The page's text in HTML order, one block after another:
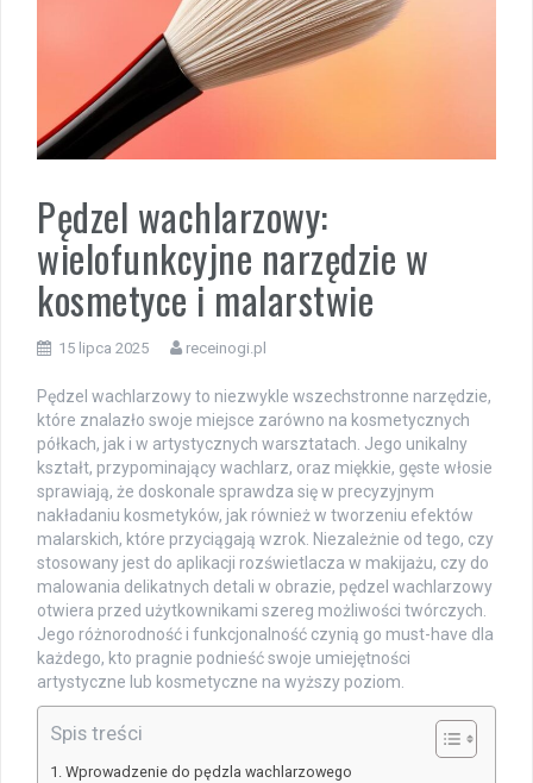
Pędzel wachlarzowy:
wielofunkcyjne narzędzie w
kosmetyce i malarstwie
15 lipca 2025 receinogi.pl
Pędzel wachlarzowy to niezwykle wszechstronne narzędzie,
które znalazło swoje miejsce zarówno na kosmetycznych
półkach, jak i w artystycznych warsztatach. Jego unikalny
kształt, przypominający wachlarz, oraz miękkie, gęste włosie
sprawiają, że doskonale sprawdza się w precyzyjnym
nakładaniu kosmetyków, jak również w tworzeniu efektów
malarskich, które przyciągają wzrok. Niezależnie od tego, czy
stosowany jest do aplikacji rozświetlacza w makijażu, czy do
malowania delikatnych detali w obrazie, pędzel wachlarzowy
otwiera przed użytkownikami szereg możliwości twórczych.
Jego różnorodność i funkcjonalność czynią go must-have dla
każdego, kto pragnie podnieść swoje umiejętności
artystyczne lub kosmetyczne na wyższy poziom.
Spis treści
Wprowadzenie do pędzla wachlarzowego